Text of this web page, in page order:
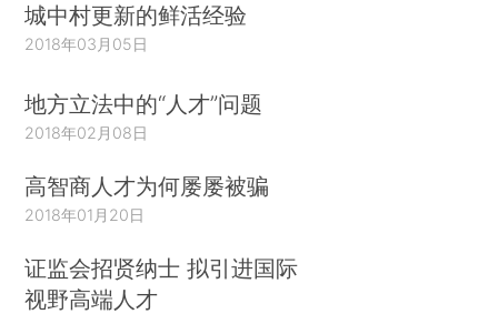
城中村更新的鲜活经验
2018年03月05日
地方立法中的“人才”问题
2018年02月08日
高智商人才为何屡屡被骗
2018年01月20日
证监会招贤纳士 拟引进国际
视野高端人才